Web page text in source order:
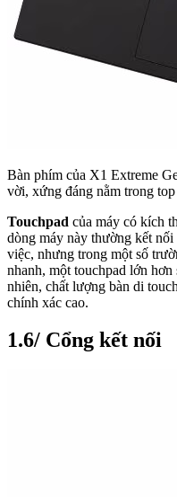
Bàn phím của X1 Extreme
vời, xứng đáng nằm trong
Touchpad của máy có kích
dòng máy này thường kết
việc, nhưng trong một số
nhanh, một touchpad lớn
nhiên, chất lượng bàn di
chính xác cao.
1.6/ Cổng kết nối